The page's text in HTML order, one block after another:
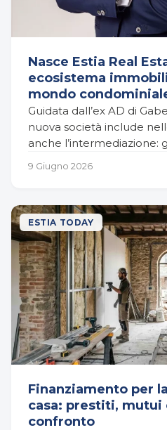
Nasce Estia Real
ecosistema
mondo
Guidata dall’ex AD di
nuova società include
anche l’intermediazione:
trasformare il ruolo
9 Giugno 2026
ESTIA TODAY
Finanziamento per
casa: prestiti, mutui
confronto